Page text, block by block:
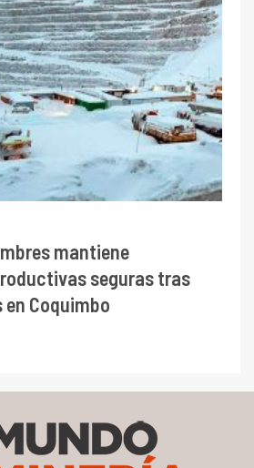
mantiene
seguras tras
Coquimbo